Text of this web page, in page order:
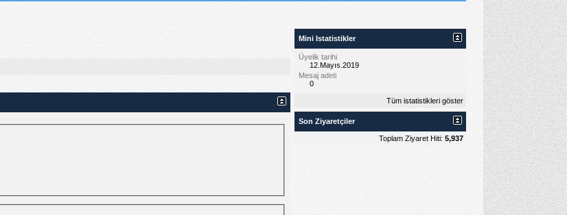
Mini Istatistikler
Üyelik tarihi
12.Mayıs.2019
Mesaj adeti
0
Tüm istatistikleri göster
Son Ziyaretçiler
Toplam Ziyaret Hiti: 5,937